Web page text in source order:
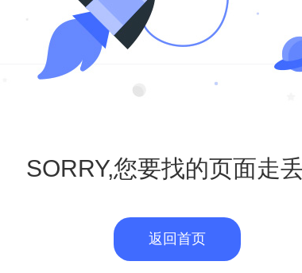
SORRY,您要找的页面走
返回首页